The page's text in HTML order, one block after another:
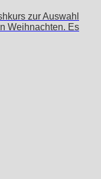
zur Auswahl
Weihnachten. Es